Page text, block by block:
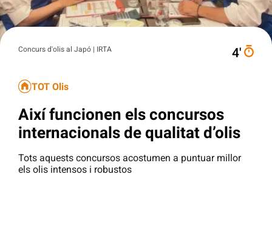
Concurs d'olis al Japó | IRTA 4′
TOT Olis
Així funcionen els concursos
internacionals de qualitat d’olis
Tots aquests concursos acostumen a puntuar millor
els olis intensos i robustos